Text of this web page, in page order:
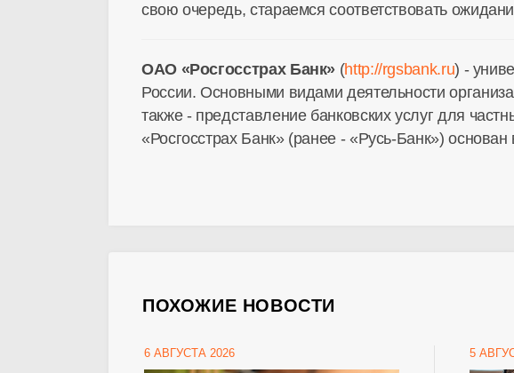
свою очередь, стараемся соответствовать
ОАО «Росгосстрах Банк» (http://rgsbank.ru) -
России. Основными видами деятельности
также - представление банковских услуг для
«Росгосстрах Банк» (ранее - «Русь-Банк») основан
ПОХОЖИЕ НОВОСТИ
6 АВГУСТА 2026 5